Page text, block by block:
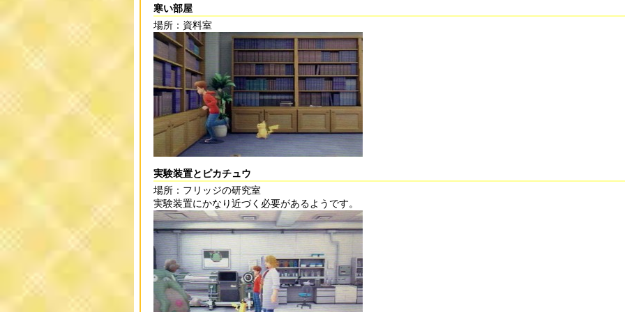
寒い部屋
場所：資料室
実験装置とピカチュウ
場所：フリッジの研究室
実験装置にかなり近づく必要があるようです。